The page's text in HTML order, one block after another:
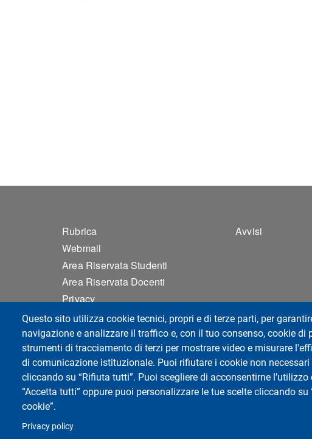
Questo sito utilizza cookie tecnici, propri e di terze parti, per
navigazione e analizzare il traffico e, con il tuo consenso, cookie di
strumenti di tracciamento di terzi per mostrare video e misurare
di comunicazione istituzionale. Puoi rifiutare i cookie non
cliccando su “Rifiuta tutti”. Puoi scegliere di acconsentirne
“Accetta tutti” oppure puoi personalizzare le tue scelte cliccando su
cookie”.
Privacy policy
Footer 1
Rubrica
Webmail
Area Riservata Studenti
Area Riservata Docenti
Privacy
Accessibilità
Mappa del sito
Cookie settings
Footer 2
Avvisi
Università di Pavia
Campus della Salute
Viale Camillo Golgi, 19 - 27100 Pavia - Italy